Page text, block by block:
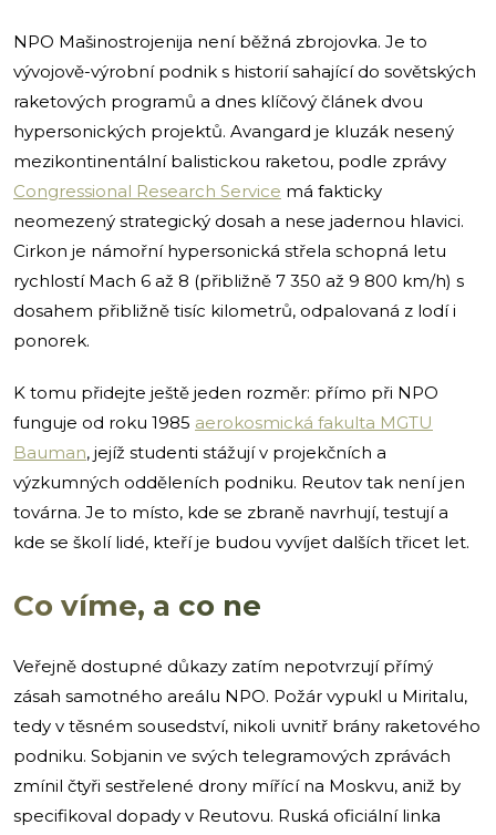
NPO Mašinostrojenija není běžná zbrojovka. Je to
vývojově-výrobní podnik s historií sahající do sovětských
raketových programů a dnes klíčový článek dvou
hypersonických projektů. Avangard je kluzák nesený
mezikontinentální balistickou raketou, podle zprávy
Congressional Research Service má fakticky
neomezený strategický dosah a nese jadernou hlavici.
Cirkon je námořní hypersonická střela schopná letu
rychlostí Mach 6 až 8 (přibližně 7 350 až 9 800 km/h) s
dosahem přibližně tisíc kilometrů, odpalovaná z lodí i
ponorek.
K tomu přidejte ještě jeden rozměr: přímo při NPO
funguje od roku 1985 aerokosmická fakulta MGTU
Bauman, jejíž studenti stážují v projekčních a
výzkumných odděleních podniku. Reutov tak není jen
továrna. Je to místo, kde se zbraně navrhují, testují a
kde se školí lidé, kteří je budou vyvíjet dalších třicet let.
Co víme, a co ne
Veřejně dostupné důkazy zatím nepotvrzují přímý
zásah samotného areálu NPO. Požár vypukl u Miritalu,
tedy v těsném sousedství, nikoli uvnitř brány raketového
podniku. Sobjanin ve svých telegramových zprávách
zmínil čtyři sestřelené drony mířící na Moskvu, aniž by
specifikoval dopady v Reutovu. Ruská oficiální linka